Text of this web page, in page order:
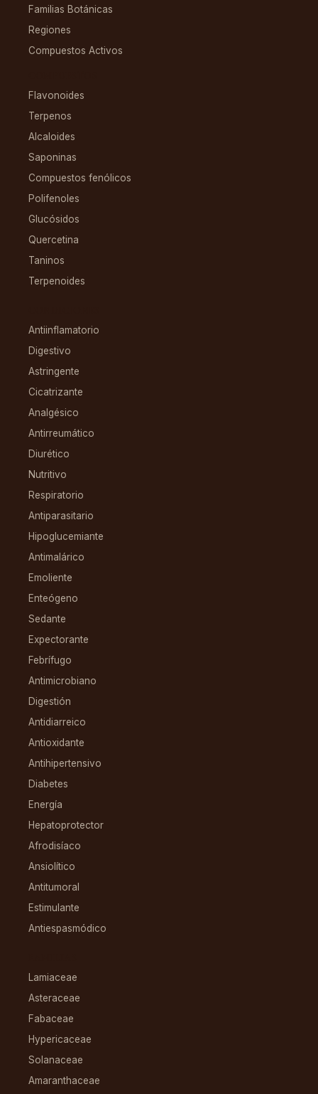
Familias Botánicas
Regiones
Compuestos Activos
Flavonoides
Terpenos
Alcaloides
Saponinas
Compuestos fenólicos
Polifenoles
Glucósidos
Quercetina
Taninos
Terpenoides
Antiinflamatorio
Digestivo
Astringente
Cicatrizante
Analgésico
Antirreumático
Diurético
Nutritivo
Respiratorio
Antiparasitario
Hipoglucemiante
Antimalárico
Emoliente
Enteógeno
Sedante
Expectorante
Febrífugo
Antimicrobiano
Digestión
Antidiarreico
Antioxidante
Antihipertensivo
Diabetes
Energía
Hepatoprotector
Afrodisíaco
Ansiolítico
Antitumoral
Estimulante
Antiespasmódico
Lamiaceae
Asteraceae
Fabaceae
Hypericaceae
Solanaceae
Amaranthaceae